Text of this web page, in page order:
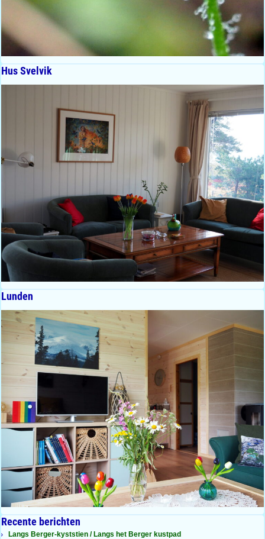
Hus Svelvik
Lunden
Recente berichten
Langs Berger-kyststien / Langs het Berger kustpad